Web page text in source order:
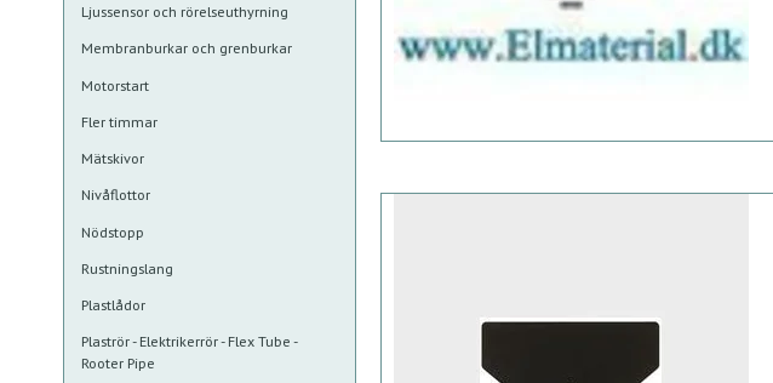
Ljussensor och rörelseuthyrning
Membranburkar och grenburkar
Motorstart
Fler timmar
Mätskivor
Nivåflottor
Nödstopp
Rustningslang
Plastlådor
Plaströr - Elektrikerrör - Flex Tube -
Rooter Pipe